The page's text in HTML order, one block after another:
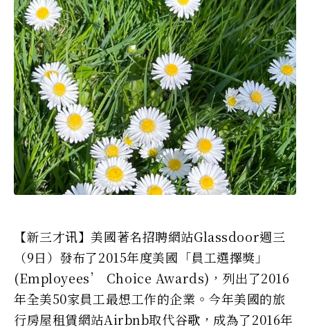
【新三才讯】美國著名招聘網站Glassdoor週三
（9日）發布了2015年度美國「員工選擇獎」
(Employees’ Choice Awards)，列出了2016
年全美50家員工最想工作的企業。今年美國的旅
行房屋租賃網站Airbnb取代谷歌，成為了2016年